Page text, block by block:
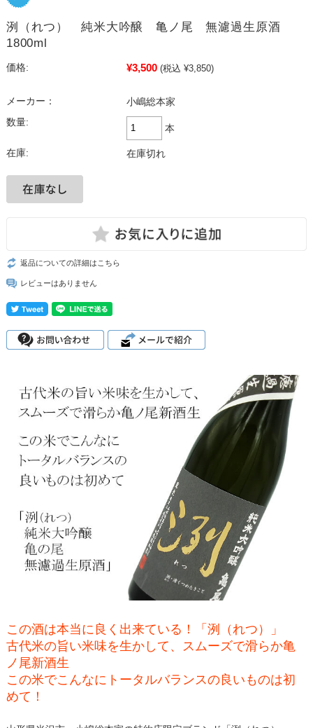
洌（れつ） 純米大吟醸 亀ノ尾 無濾過生原酒
1800ml
価格: ¥3,500 (税込 ¥3,850)
メーカー：
小嶋総本家
数量:
本
在庫: 在庫切れ
返品についての詳細はこちら
レビューはありません
この酒は本当に良く出来ている！「洌（れつ）」
古代米の旨い米味を生かして、スムーズで滑らか亀
ノ尾新酒生
この米でこんなにトータルバランスの良いものは初
めて！